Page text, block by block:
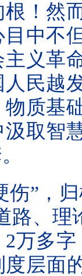
！然
中不
义革
民越
质基
取智
伤”，
路、理
万多
层面